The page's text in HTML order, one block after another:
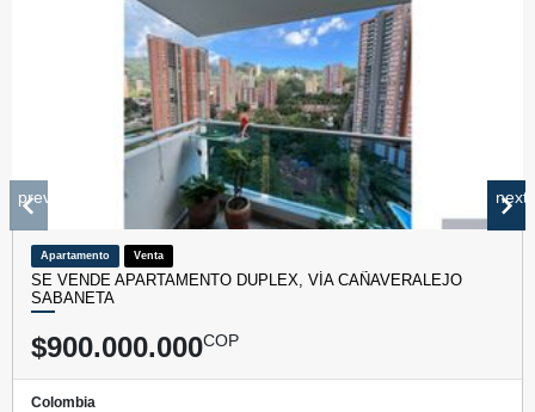
Apartamento Venta
SE VENDE APARTAMENTO DUPLEX, VÍA CAÑAVERALEJO
SABANETA
$900.000.000COP
Colombia
prev next